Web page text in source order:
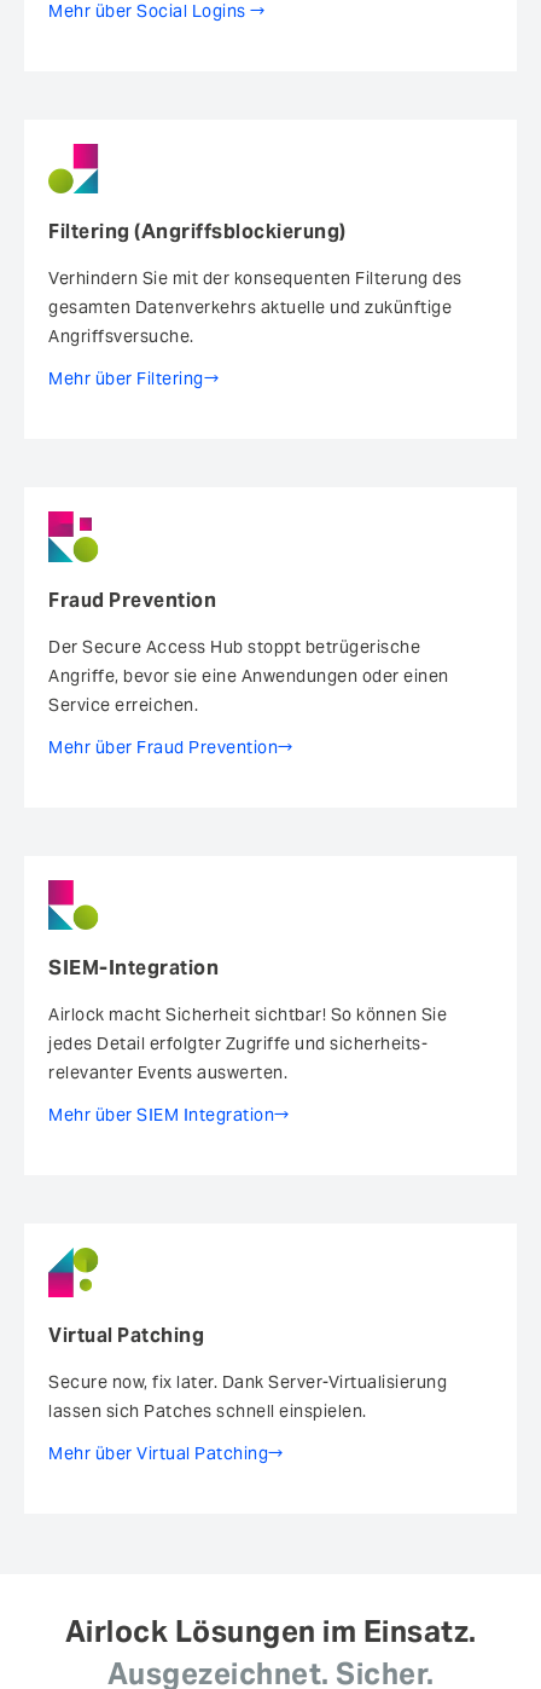
Mehr über Social Logins
Filtering (Angriffsblockierung)
Verhindern Sie mit der konsequenten Filterung des
gesamten Datenverkehrs aktuelle und zukünftige
Angriffsversuche.
Mehr über Filtering
Fraud Prevention
Der Secure Access Hub stoppt betrügerische
Angriffe, bevor sie eine Anwendungen oder einen
Service erreichen.
Mehr über Fraud Prevention
SIEM-Integration
Airlock macht Sicherheit sichtbar! So können Sie
jedes Detail erfolgter Zugriffe und sicherheits­
relevanter Events auswerten.
Mehr über SIEM Integration
Virtual Patching
Secure now, fix later. Dank Server-Virtualisierung
lassen sich Patches schnell einspielen.
Mehr über Virtual Patching
Airlock Lösungen im Einsatz.
Ausgezeichnet. Sicher.